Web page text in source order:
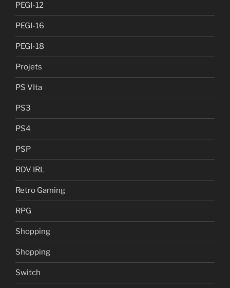
PEGI-12
PEGI-16
PEGI-18
Projets
PS VIta
PS3
PS4
PSP
RDV IRL
Retro Gaming
RPG
Shopping
Shopping
Switch